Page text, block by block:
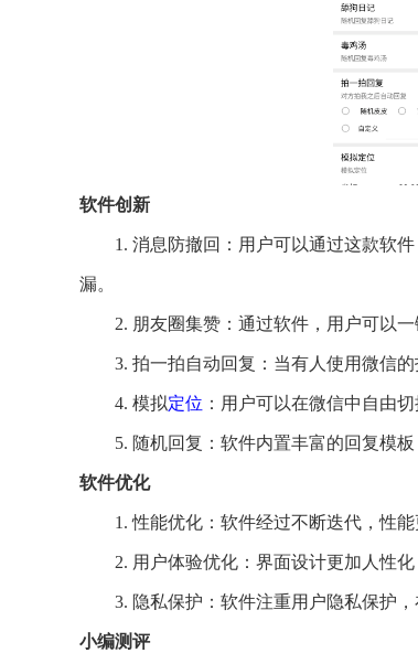
软件创新
1. 消息防撤回：用户可以通过这款软
漏。
2. 朋友圈集赞：通过软件，用户可以
3. 拍一拍自动回复：当有人使用微信
4. 模拟定位 ：用户可以在微信中自由
5. 随机回复：软件内置丰富的回复模
软件优化
1. 性能优化：软件经过不断迭代，性
2. 用户体验优化：界面设计更加人性
3. 隐私保护：软件注重用户隐私保护，
小编测评